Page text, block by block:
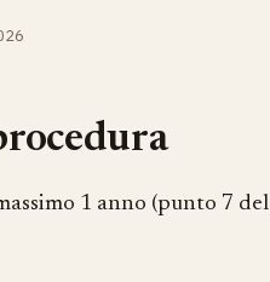
1 anno (punto 7